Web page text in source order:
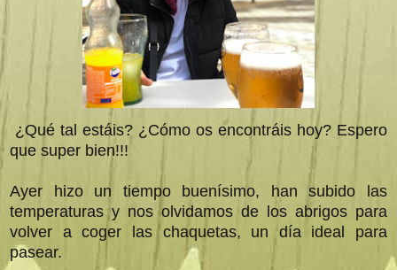
¿Qué tal estáis? ¿Cómo os encontráis hoy? Espero
que super bien!!!
Ayer hizo un tiempo buenísimo, han subido las
temperaturas y nos olvidamos de los abrigos para
volver a coger las chaquetas, un día ideal para
pasear.